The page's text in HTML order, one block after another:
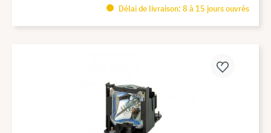
Délai de livraison: 8 à 15 jours ouvrés